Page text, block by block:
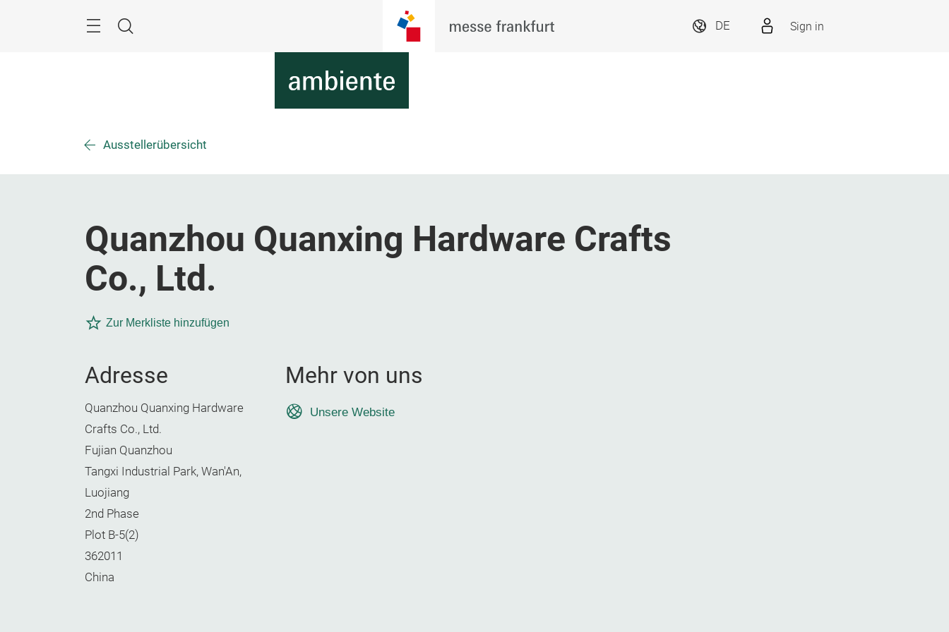
Suche
DE Sign in
Ausstellerübersicht
Quanzhou Quanxing Hardware Crafts
Co., Ltd.
Zur Merkliste hinzufügen
Adresse
Quanzhou Quanxing Hardware
Crafts Co., Ltd.
Fujian Quanzhou
Tangxi Industrial Park, Wan'An,
Luojiang
2nd Phase
Plot B-5(2)
362011
China
Mehr von uns
Unsere Website